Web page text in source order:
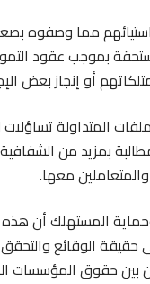
مما وصفوه
بموجب عقود
أو إنجاز بعض
المتداولة
بمزيد من
معها.
المستهلك أن هذه
الوقائع
بين حقوق المؤسسات